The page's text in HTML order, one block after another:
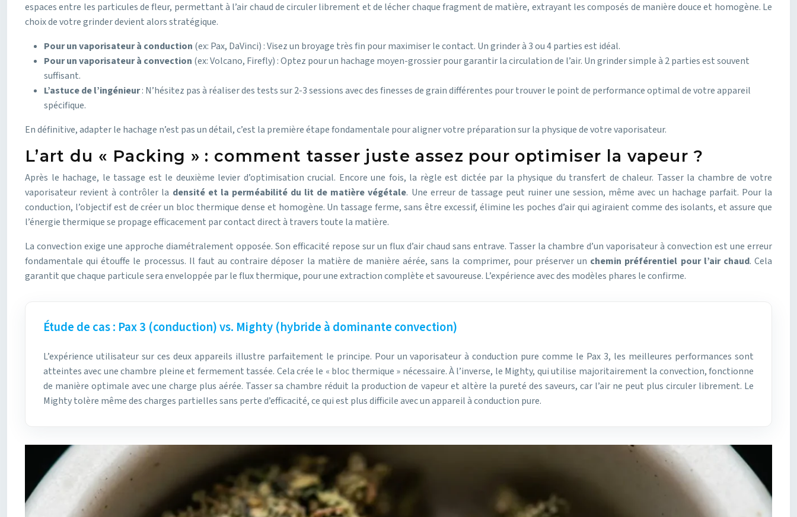
espaces entre les particules de fleur, permettant à l’air chaud de circuler librement et de lécher chaque fragment de matière, extrayant les composés de manière douce et homogène. Le
choix de votre grinder devient alors stratégique.
Pour un vaporisateur à conduction (ex: Pax, DaVinci) : Visez un broyage très fin pour maximiser le contact. Un grinder à 3 ou 4 parties est idéal.
Pour un vaporisateur à convection (ex: Volcano, Firefly) : Optez pour un hachage moyen-grossier pour garantir la circulation de l’air. Un grinder simple à 2 parties est souvent
suffisant.
L’astuce de l’ingénieur: N’hésitez pas à réaliser des tests sur 2-3 sessions avec des finesses de grain différentes pour trouver le point de performance optimal de votre appareil
spécifique.
En définitive, adapter le hachage n’est pas un détail, c’est la première étape fondamentale pour aligner votre préparation sur la physique de votre vaporisateur.
L’art du « Packing » : comment tasser juste assez pour optimiser la vapeur ?
Après le hachage, le tassage est le deuxième levier d’optimisation crucial. Encore une fois, la règle est dictée par la physique du transfert de chaleur. Tasser la chambre de votre
vaporisateur revient à contrôler la densité et la perméabilité du lit de matière végétale. Une erreur de tassage peut ruiner une session, même avec un hachage parfait. Pour la
conduction, l’objectif est de créer un bloc thermique dense et homogène. Un tassage ferme, sans être excessif, élimine les poches d’air qui agiraient comme des isolants, et assure que
l’énergie thermique se propage efficacement par contact direct à travers toute la matière.
La convection exige une approche diamétralement opposée. Son efficacité repose sur un flux d’air chaud sans entrave. Tasser la chambre d’un vaporisateur à convection est une erreur
fondamentale qui étouffe le processus. Il faut au contraire déposer la matière de manière aérée, sans la comprimer, pour préserver un chemin préférentiel pour l’air chaud. Cela
garantit que chaque particule sera enveloppée par le flux thermique, pour une extraction complète et savoureuse. L’expérience avec des modèles phares le confirme.
Étude de cas : Pax 3 (conduction) vs. Mighty (hybride à dominante convection)
L’expérience utilisateur sur ces deux appareils illustre parfaitement le principe. Pour un vaporisateur à conduction pure comme le Pax 3, les meilleures performances sont
atteintes avec une chambre pleine et fermement tassée. Cela crée le « bloc thermique » nécessaire. À l’inverse, le Mighty, qui utilise majoritairement la convection, fonctionne
de manière optimale avec une charge plus aérée. Tasser sa chambre réduit la production de vapeur et altère la pureté des saveurs, car l’air ne peut plus circuler librement. Le
Mighty tolère même des charges partielles sans perte d’efficacité, ce qui est plus difficile avec un appareil à conduction pure.